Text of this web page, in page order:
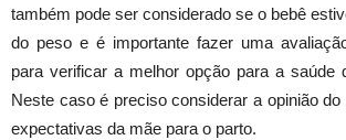
também pode ser considerado se o bebê
do peso e é importante fazer uma
para verificar a melhor opção para a saúde
Neste caso é preciso considerar a opinião
expectativas da mãe para o parto.